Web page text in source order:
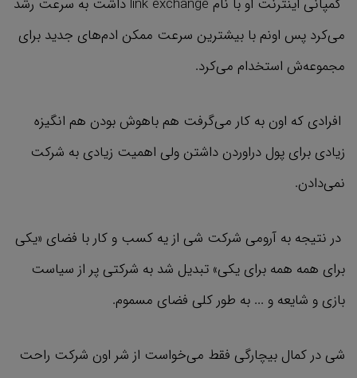
می‌کرد پس اونم با بیشترین سرعت ممکن ادم‌های جدید برای
مجموعه‌ش استخدام می‌کرد.
افرادی که اون به کار می‌گرفت هم باهوش بودن هم انگیزه
زیادی برای پول دراوردن داشتن ولی اهمیت زیادی به شرکت
نمی‌دادن.
در نتیجه به آرومی شرکت شی از یه کسب و کار با فضای «یکی
برای همه همه برای یکی» تبدیل شد به شرکتی پر از سیاست
بازی و شایعه و ... به طور کلی فضای مسموم.
شی در کمال بیچارگی فقط می‌خواست از شر اون شرکت راحت